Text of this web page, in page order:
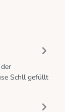
Schll gefüllt